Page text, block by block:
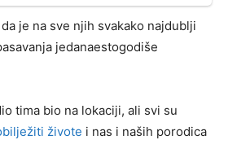
je na sve njih svakako najdublji
jedanaestogodiše
tima bio na lokaciji, ali svi su
živote i nas i naših porodica